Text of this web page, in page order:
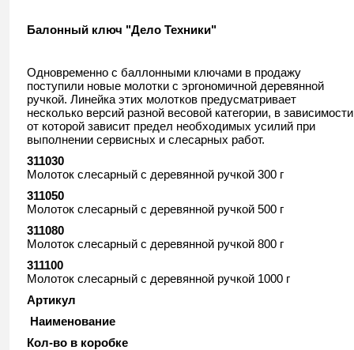
Балонный ключ "Дело Техники"
Одновременно с баллонными ключами в продажу
поступили новые молотки с эргономичной деревянной
ручкой. Линейка этих молотков предусматривает
несколько версий разной весовой категории, в зависимости
от которой зависит предел необходимых усилий при
выполнении сервисных и слесарных работ.
311030
Молоток слесарный с деревянной ручкой 300 г
311050
Молоток слесарный с деревянной ручкой 500 г
311080
Молоток слесарный с деревянной ручкой 800 г
311100
Молоток слесарный с деревянной ручкой 1000 г
Артикул
Наименование
Кол-во в коробке